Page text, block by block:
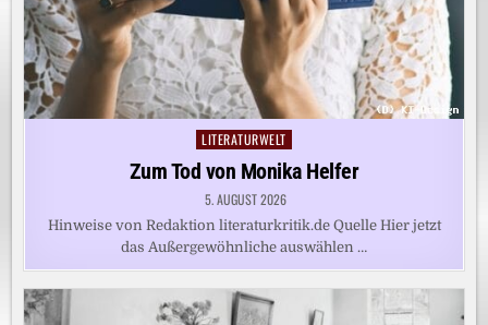
Posted
in
LITERATURWELT
Zum Tod von Monika Helfer
5. AUGUST 2026
Hinweise von Redaktion literaturkritik.de Quelle Hier jetzt
das Außergewöhnliche auswählen …